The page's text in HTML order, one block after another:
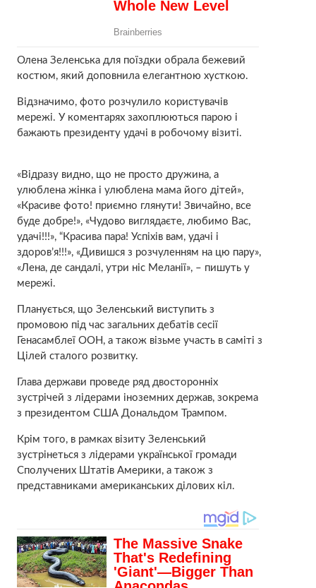
Олена Зеленська для поїздки обрала бежевий
костюм, який доповнила елегантною хусткою.
Відзначимо, фото розчулило користувачів
мережі. У коментарях захоплюються парою і
бажають президенту удачі в робочому візиті.
«Відразу видно, що не просто дружина, а
улюблена жінка і улюблена мама його дітей»,
«Красиве фото! приємно глянути! Звичайно, все
буде добре!», «Чудово виглядаєте, любимо Вас,
удачі!!!», “Красива пара! Успіхів вам, удачі і
здоров’я!!!», «Дивишся з розчуленням на цю пару»,
«Лена, де сандалі, утри ніс Меланії», – пишуть у
мережі.
Планується, що Зеленський виступить з
промовою під час загальних дебатів сесії
Генасамблеї ООН, а також візьме участь в саміті з
Цілей сталого розвитку.
Глава держави проведе ряд двосторонніх
зустрічей з лідерами іноземних держав, зокрема
з президентом США Дональдом Трампом.
Крім того, в рамках візиту Зеленський
зустрінеться з лідерами української громади
Сполучених Штатів Америки, а також з
представниками американських ділових кіл.